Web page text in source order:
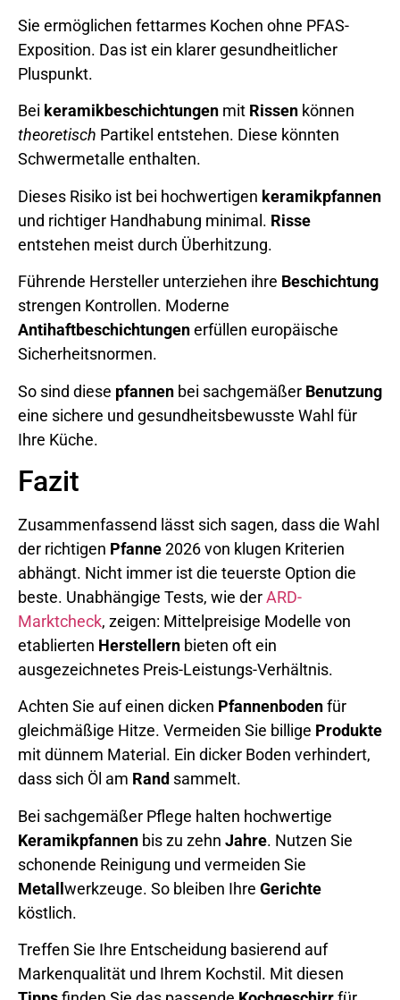
Sie ermöglichen fettarmes Kochen ohne PFAS-
Exposition. Das ist ein klarer gesundheitlicher
Pluspunkt.
Bei keramikbeschichtungen mit Rissen können
theoretisch Partikel entstehen. Diese könnten
Schwermetalle enthalten.
Dieses Risiko ist bei hochwertigen keramikpfannen
und richtiger Handhabung minimal. Risse
entstehen meist durch Überhitzung.
Führende Hersteller unterziehen ihre Beschichtung
strengen Kontrollen. Moderne
Antihaftbeschichtungenerfüllen europäische
Sicherheitsnormen.
So sind diese pfannen bei sachgemäßer Benutzung
eine sichere und gesundheitsbewusste Wahl für
Ihre Küche.
Fazit
Zusammenfassend lässt sich sagen, dass die Wahl
der richtigen Pfanne2026 von klugen Kriterien
abhängt. Nicht immer ist die teuerste Option die
beste. Unabhängige Tests, wie derARD-
Marktcheck, zeigen: Mittelpreisige Modelle von
etablierten Herstellern bieten oft ein
ausgezeichnetes Preis-Leistungs-Verhältnis.
Achten Sie auf einen dicken Pfannenbodenfür
gleichmäßige Hitze. Vermeiden Sie billige Produkte
mit dünnem Material. Ein dicker Boden verhindert,
dass sich Öl am Rand sammelt.
Bei sachgemäßer Pflege halten hochwertige
Keramikpfannen bis zu zehn Jahre. Nutzen Sie
schonende Reinigung und vermeiden Sie
Metallwerkzeuge. So bleiben Ihre Gerichte
köstlich.
Treffen Sie Ihre Entscheidung basierend auf
Markenqualität und Ihrem Kochstil. Mit diesen